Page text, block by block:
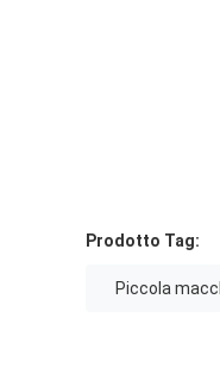
Prodotto Tag:
Piccola